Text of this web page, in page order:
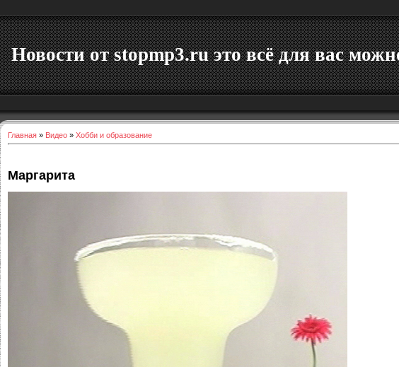
Новости от stopmp3.ru это всё для вас
Главная » Видео » Хобби и образование
Маргарита